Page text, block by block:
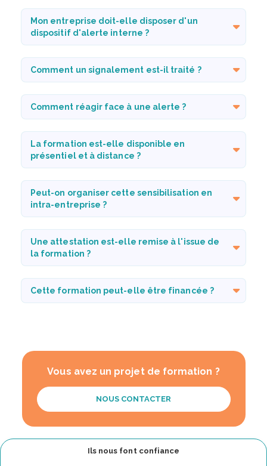
Mon entreprise doit-elle disposer d'un
dispositif d'alerte interne ?
Comment un signalement est-il traité ?
Comment réagir face à une alerte ?
La formation est-elle disponible en
présentiel et à distance ?
Peut-on organiser cette sensibilisation en
intra-entreprise ?
Une attestation est-elle remise à l'issue de
la formation ?
Cette formation peut-elle être financée ?
Vous avez un projet de formation ?
NOUS CONTACTER
Ils nous font confiance